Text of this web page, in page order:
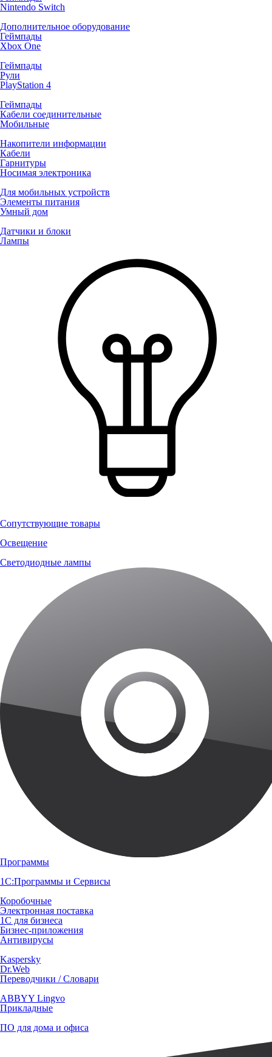
Nintendo Switch
Дополнительное оборудование
Геймпады
Xbox One
Геймпады
Рули
PlayStation 4
Геймпады
Кабели соединительные
Мобильные
Накопители информации
Кабели
Гарнитуры
Носимая электроника
Для мобильных устройств
Элементы питания
Умный дом
Датчики и блоки
Лампы
Сопутствующие товары
Освещение
Светодиодные лампы
Программы
1С:Программы и Сервисы
Коробочные
Электронная поставка
1С для бизнеса
Бизнес-приложения
Антивирусы
Kaspersky
Dr.Web
Переводчики / Словари
ABBYY Lingvo
Прикладные
ПО для дома и офиса